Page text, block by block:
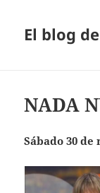
El blog
NADA
Sábado 30 de